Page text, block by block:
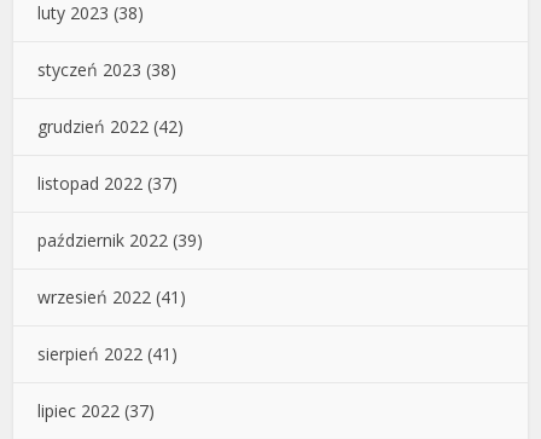
luty 2023 (38)
styczeń 2023 (38)
grudzień 2022 (42)
listopad 2022 (37)
październik 2022 (39)
wrzesień 2022 (41)
sierpień 2022 (41)
lipiec 2022 (37)